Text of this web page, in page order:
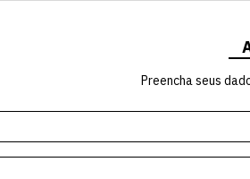
Preencha seus